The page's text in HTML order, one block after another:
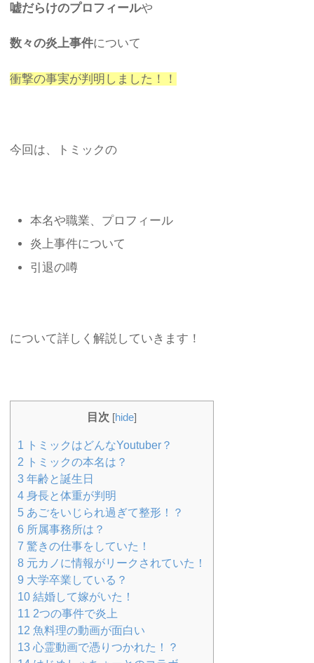
嘘だらけのプロフィールや
数々の炎上事件について
衝撃の事実が判明しました！！
今回は、トミックの
本名や職業、プロフィール
炎上事件について
引退の噂
について詳しく解説していきます！
目次 [hide]
1 トミックはどんなYoutuber？
2 トミックの本名は？
3 年齢と誕生日
4 身長と体重が判明
5 あごをいじられ過ぎて整形！？
6 所属事務所は？
7 驚きの仕事をしていた！
8 元カノに情報がリークされていた！
9 大学卒業している？
10 結婚して嫁がいた！
11 2つの事件で炎上
12 魚料理の動画が面白い
13 心霊動画で憑りつかれた！？